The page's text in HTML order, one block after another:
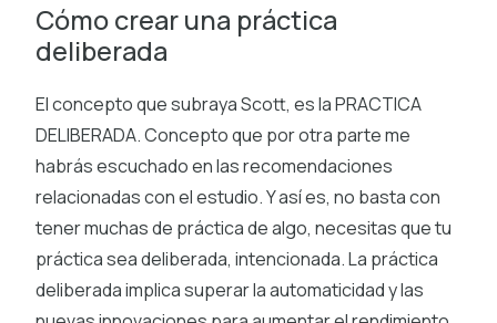
Cómo crear una práctica
deliberada
El concepto que subraya Scott, es la PRACTICA
DELIBERADA. Concepto que por otra parte me
habrás escuchado en las recomendaciones
relacionadas con el estudio. Y así es, no basta con
tener muchas de práctica de algo, necesitas que tu
práctica sea deliberada, intencionada. La práctica
deliberada implica superar la automaticidad y las